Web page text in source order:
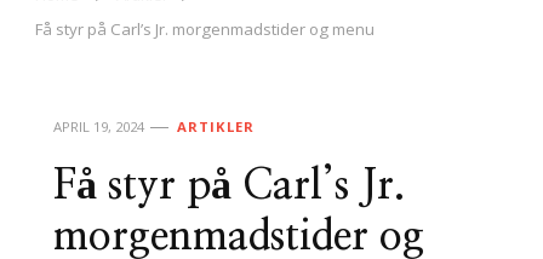
Få styr på Carl’s Jr. morgenmadstider og menu
APRIL 19, 2024 ARTIKLER
Få styr på Carl’s Jr.
morgenmadstider og